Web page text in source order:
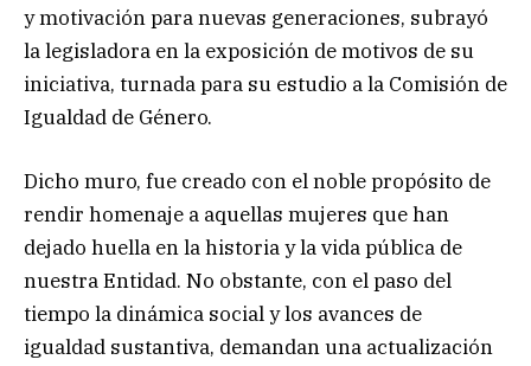
y motivación para nuevas generaciones, subrayó
la legisladora en la exposición de motivos de su
iniciativa, turnada para su estudio a la Comisión de
Igualdad de Género.
Dicho muro, fue creado con el noble propósito de
rendir homenaje a aquellas mujeres que han
dejado huella en la historia y la vida pública de
nuestra Entidad. No obstante, con el paso del
tiempo la dinámica social y los avances de
igualdad sustantiva, demandan una actualización